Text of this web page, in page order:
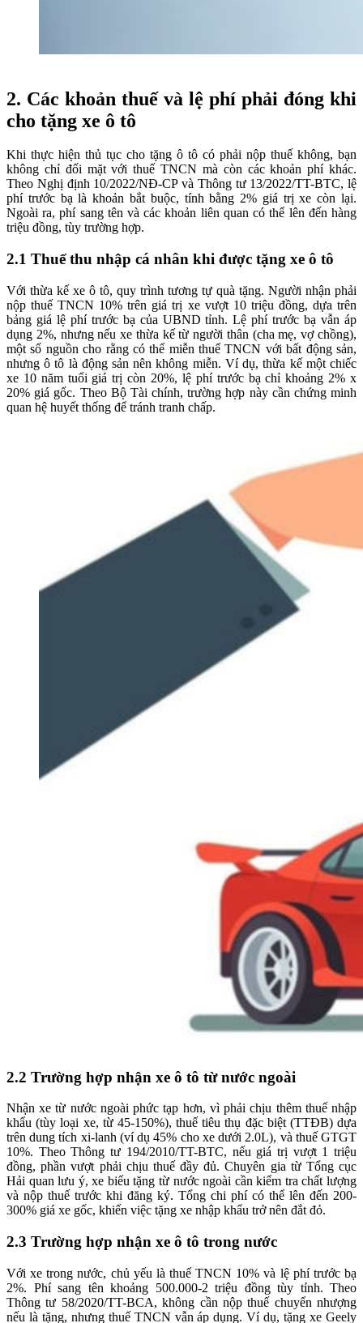
2. Các khoản thuế và lệ phí phải đóng khi
cho tặng xe ô tô
Khi thực hiện thủ tục cho tặng ô tô có phải nộp thuế không, bạn
không chỉ đối mặt với thuế TNCN mà còn các khoản phí khác.
Theo Nghị định 10/2022/NĐ-CP và Thông tư 13/2022/TT-BTC, lệ
phí trước bạ là khoản bắt buộc, tính bằng 2% giá trị xe còn lại.
Ngoài ra, phí sang tên và các khoản liên quan có thể lên đến hàng
triệu đồng, tùy trường hợp.
2.1 Thuế thu nhập cá nhân khi được tặng xe ô tô
Với thừa kế xe ô tô, quy trình tương tự quà tặng. Người nhận phải
nộp thuế TNCN 10% trên giá trị xe vượt 10 triệu đồng, dựa trên
bảng giá lệ phí trước bạ của UBND tỉnh. Lệ phí trước bạ vẫn áp
dụng 2%, nhưng nếu xe thừa kế từ người thân (cha mẹ, vợ chồng),
một số nguồn cho rằng có thể miễn thuế TNCN với bất động sản,
nhưng ô tô là động sản nên không miễn. Ví dụ, thừa kế một chiếc
xe 10 năm tuổi giá trị còn 20%, lệ phí trước bạ chỉ khoảng 2% x
20% giá gốc. Theo Bộ Tài chính, trường hợp này cần chứng minh
quan hệ huyết thống để tránh tranh chấp.
2.2 Trường hợp nhận xe ô tô từ nước ngoài
Nhận xe từ nước ngoài phức tạp hơn, vì phải chịu thêm thuế nhập
khẩu (tùy loại xe, từ 45-150%), thuế tiêu thụ đặc biệt (TTĐB) dựa
trên dung tích xi-lanh (ví dụ 45% cho xe dưới 2.0L), và thuế GTGT
10%. Theo Thông tư 194/2010/TT-BTC, nếu giá trị vượt 1 triệu
đồng, phần vượt phải chịu thuế đầy đủ. Chuyên gia từ Tổng cục
Hải quan lưu ý, xe biếu tặng từ nước ngoài cần kiểm tra chất lượng
và nộp thuế trước khi đăng ký. Tổng chi phí có thể lên đến 200-
300% giá xe gốc, khiến việc tặng xe nhập khẩu trở nên đắt đỏ.
2.3 Trường hợp nhận xe ô tô trong nước
Với xe trong nước, chủ yếu là thuế TNCN 10% và lệ phí trước bạ
2%. Phí sang tên khoảng 500.000-2 triệu đồng tùy tỉnh. Theo
Thông tư 58/2020/TT-BCA, không cần nộp thuế chuyển nhượng
nếu là tặng, nhưng thuế TNCN vẫn áp dụng. Ví dụ, tặng xe Geely